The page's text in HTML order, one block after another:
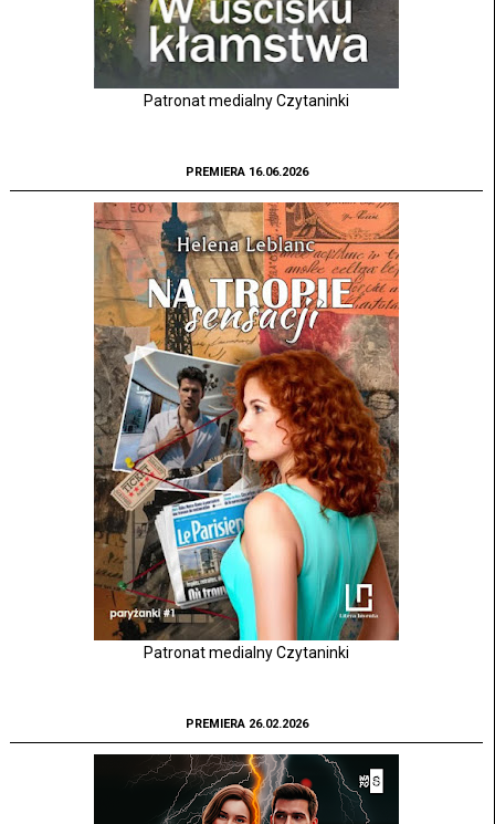
Patronat medialny Czytaninki
PREMIERA 16.06.2026
Patronat medialny Czytaninki
PREMIERA 26.02.2026